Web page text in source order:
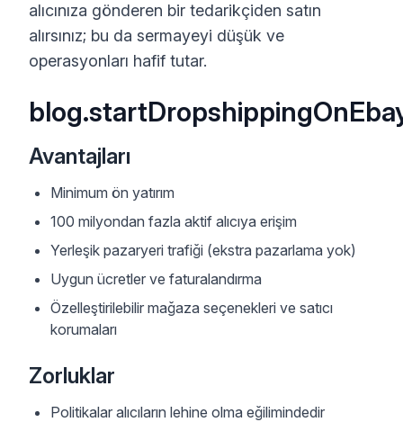
alıcınıza gönderen bir tedarikçiden satın
alırsınız; bu da sermayeyi düşük ve
operasyonları hafif tutar.
Avantajları
Minimum ön yatırım
100 milyondan fazla aktif alıcıya erişim
Yerleşik pazaryeri trafiği (ekstra pazarlama yok)
Uygun ücretler ve faturalandırma
Özelleştirilebilir mağaza seçenekleri ve satıcı
korumaları
Zorluklar
Politikalar alıcıların lehine olma eğilimindedir